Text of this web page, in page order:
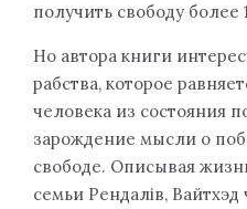
получить свободу более
Но автора книги
рабства, которое
человека из состояния
зарождение мысли о
свободе. Описывая
семьи Рендалів, Вайтхэд